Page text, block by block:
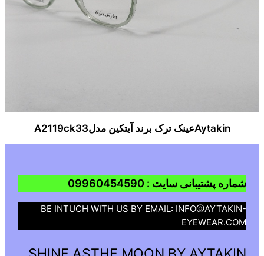
Aytakinعینک ترک برند آیتکین مدلA2119ck33
شماره پشتیبانی سایت : 09960454590
BE INTUCH WITH US BY EMAIL: INFO@AYTAKIN-
EYEWEAR.COM